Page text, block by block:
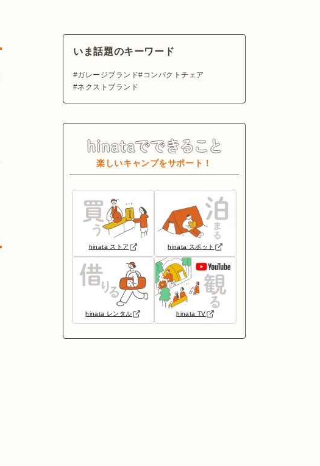
いま話題のキーワード
ガレージブランド
コンパクトチェア
ネクストブランド
楽しいキャンプをサポート！
hinata ストア hinata スポット
hinata レンタル hinata TV